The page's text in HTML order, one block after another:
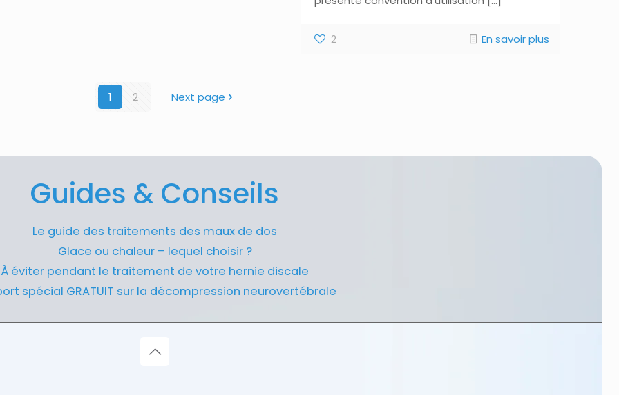
2 En savoir plus
1 2 Next page
Guides & Conseils
Le guide des traitements des maux de dos
Glace ou chaleur – lequel choisir ?
À éviter pendant le traitement de votre hernie discale
spécial GRATUIT sur la décompression neurovertébrale